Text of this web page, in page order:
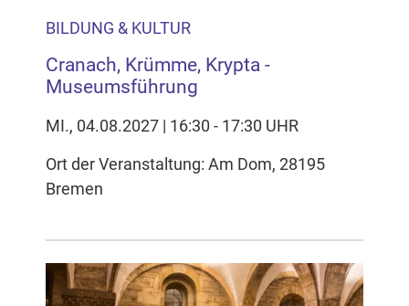
BILDUNG & KULTUR
Cranach, Krümme, Krypta -
Museumsführung
MI., 04.08.2027 | 16:30 - 17:30 UHR
Ort der Veranstaltung: Am Dom, 28195
Bremen